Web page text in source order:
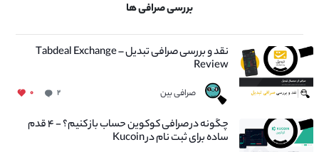
بررسی صرافی ها
نقد و بررسی صرافی تبدیل – Tabdeal Exchange
Review
صرافی بین ۲ ۰
چگونه در صرافی کوکوین حساب باز کنیم؟ - ۴ قدم
ساده برای ثبت نام در Kucoin